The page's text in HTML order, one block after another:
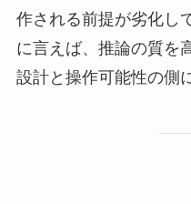
作される前提が劣化し
に言えば、推論の質を
設計と操作可能性の側